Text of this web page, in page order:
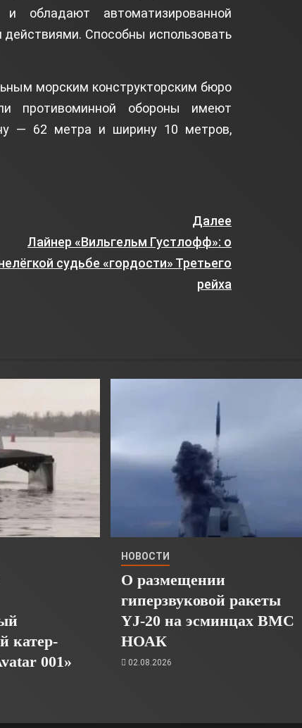
обладают автоматизированной
Способны использовать
морским конструкторским бюро
обороны имеют
— 62 метра и ширину 10 метров,
Далее
Лайнер «Вильгельм Густлофф»: о
судьбе «гордости» Третьего
рейха
катер-
001»
НОВОСТИ
О размещении
гиперзвуковой ракеты
YJ-20 на эсминцах ВМС
НОАК
02.08.2026